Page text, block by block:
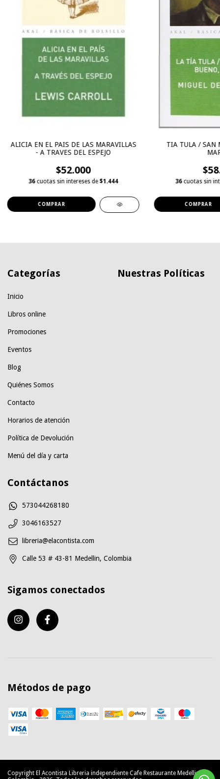
ALICIA EN EL PAIS DE LAS MARAVILLAS
- A TRAVES DEL ESPEJO
$52.000
36 cuotas sin intereses de$1.444
TIA TULA / SAN
36 cuotas sin
Categorías
Inicio
Libros online
Promociones
Eventos
Blog
Quiénes Somos
Contacto
Horarios de atención
Política de Devolución
Menú del día y carta
Nuestras Políticas
Contáctanos
573044268180
3046163527
libreria@elacontista.com
Calle 53 # 43-81 Medellin, Colombia
Sigamos conectados
Métodos de pago
Copyright El Acontista Libreria independiente Cafe Restaurante Medellin